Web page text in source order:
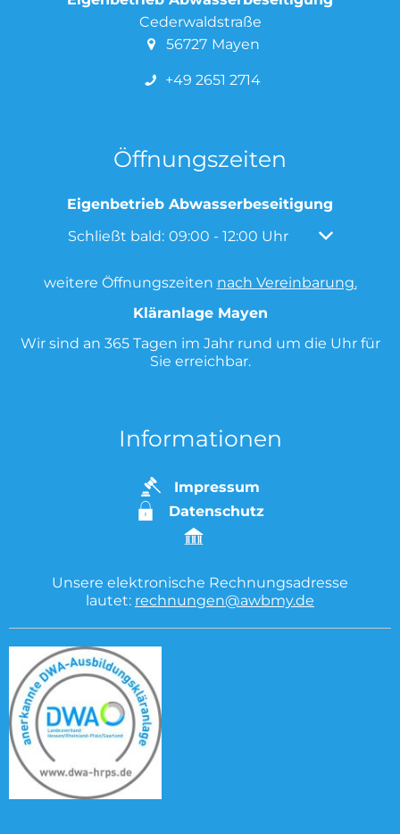
Cederwaldstraße
56727 Mayen
+49 2651 2714
Öffnungszeiten
Eigenbetrieb Abwasserbeseitigung
Klicken, um weitere Öffnungs- oder
Schließt bald: 09:00 - 12:00 Uhr Von 09:00
weitere Öffnungszeiten nach Vereinbarung.
Kläranlage Mayen
Wir sind an 365 Tagen im Jahr rund um die Uhr für
Sie erreichbar.
Informationen
Impressum
Datenschutz
Unsere elektronische Rechnungsadresse
lautet: rechnungen@awbmy.de